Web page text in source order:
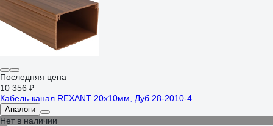
Последняя цена
10 356 ₽
Кабель-канал REXANT 20х10мм, Дуб 28-2010-4
Аналоги
Нет в наличии